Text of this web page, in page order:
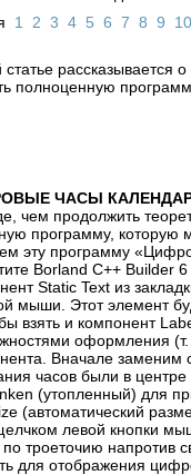
1 2 3 4 5 6 7 8 9 10
статье
полноценную
ЧАСЫ
чем продолжить
программу, которую
эту программу
Borland C++ Builder
Static Text из
мыши. Этот элемент
взять и компонент
оформления
Вначале заменим
часов были в
(утопленный) для
(автоматический
левой кнопки
троеточию напротив
для отображения